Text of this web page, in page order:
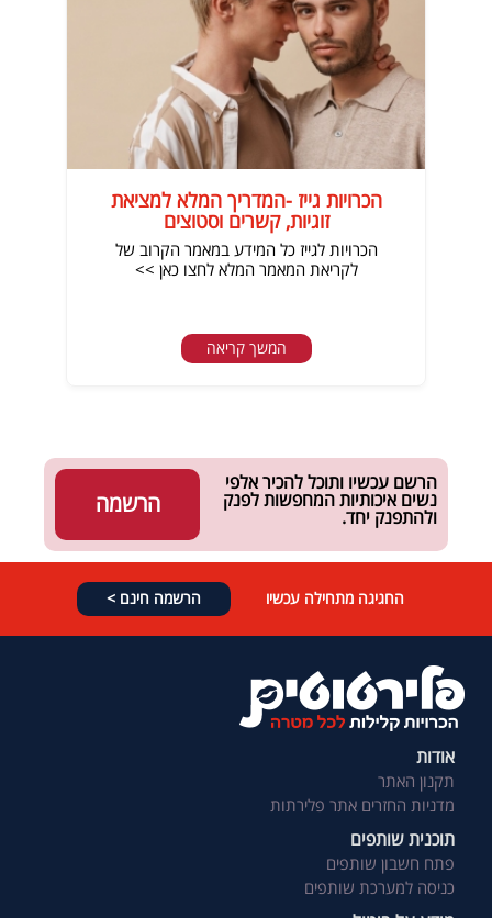
הכרויות גייז -המדריך המלא למציאת
זוגיות, קשרים וסטוצים
הכרויות לגייז כל המידע במאמר הקרוב של
לקריאת המאמר המלא לחצו כאן >>
המשך קריאה
הרשמה
הרשם עכשיו ותוכל להכיר אלפי
נשים איכותיות המחפשות לפנק
ולהתפנק יחד.
החגיגה מתחילה עכשיו הרשמה חינם >
אודות
תקנון האתר
מדניות החזרים אתר פלירתות
תוכנית שותפים
פתח חשבון שותפים
כניסה למערכת שותפים